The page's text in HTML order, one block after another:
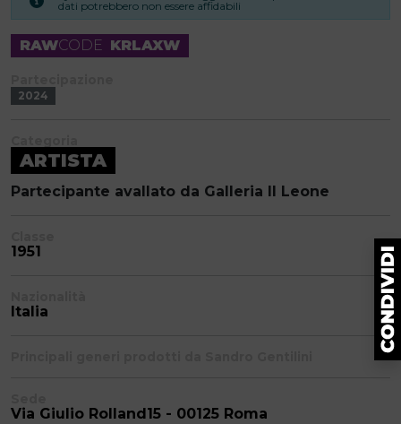
dati potrebbero non essere affidabili
RAWCODE KRLAXW
2024
ARTISTA
Partecipante avallato da Galleria Il Leone
1951
Italia
Via Giulio Rolland15 - 00125 Roma